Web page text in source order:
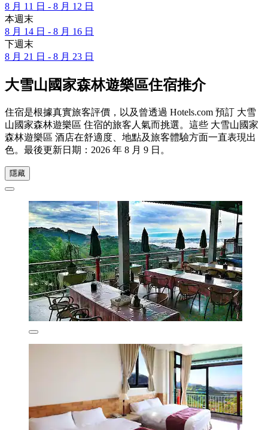
8 月 11 日 - 8 月 12 日
本週末
8 月 14 日 - 8 月 16 日
下週末
8 月 21 日 - 8 月 23 日
大雪山國家森林遊樂區住宿推介
住宿是根據真實旅客評價，以及曾透過 Hotels.com 預訂 大雪
山國家森林遊樂區 住宿的旅客人氣而挑選。這些 大雪山國家
森林遊樂區 酒店在舒適度、地點及旅客體驗方面一直表現出
色。最後更新日期： 2026 年 8 月 9 日 。
隱藏